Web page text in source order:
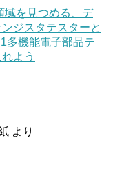
域を見つめる、デ
ジスタテスターと
多機能電子部品テ
よう
より